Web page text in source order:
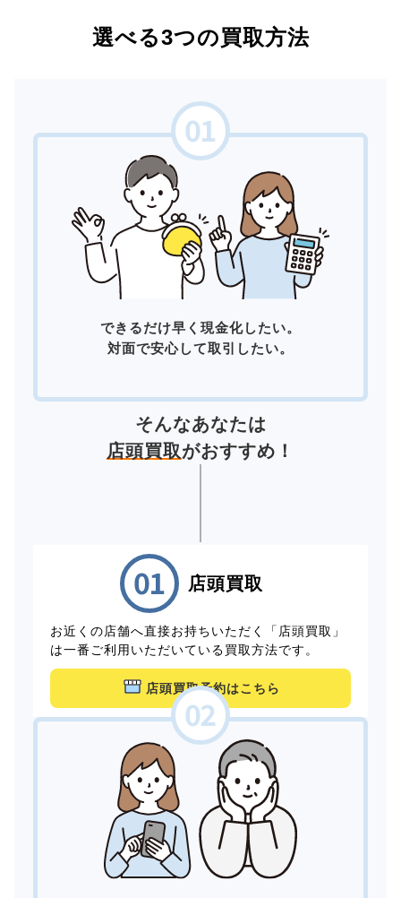
選べる3つの買取方法
できるだけ早く現金化したい。
対面で安心して取引したい。
そんなあなたは
店頭買取がおすすめ！
店頭買取
お近くの店舗へ直接お持ちいただく「店頭買取」
は一番ご利用いただいている買取方法です。
店頭買取予約はこちら